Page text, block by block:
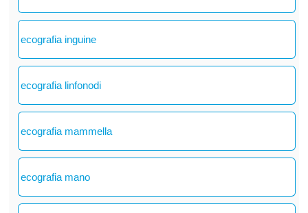
ecografia inguine
ecografia linfonodi
ecografia mammella
ecografia mano